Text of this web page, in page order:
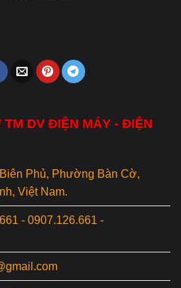
TM DV ĐIỆN MÁY - ĐIỆN
Phủ, Phường Bàn Cờ,
Việt Nam.
- 0907.126.661 -